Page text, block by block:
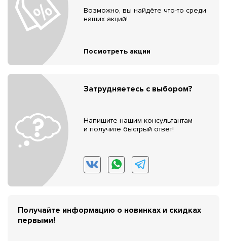
Возможно, вы найдёте что-то среди
наших акций!
Посмотреть акции
Затрудняетесь с выбором?
Напишите нашим консультантам
и получите быстрый ответ!
Получайте информацию о новинках и скидках
первыми!